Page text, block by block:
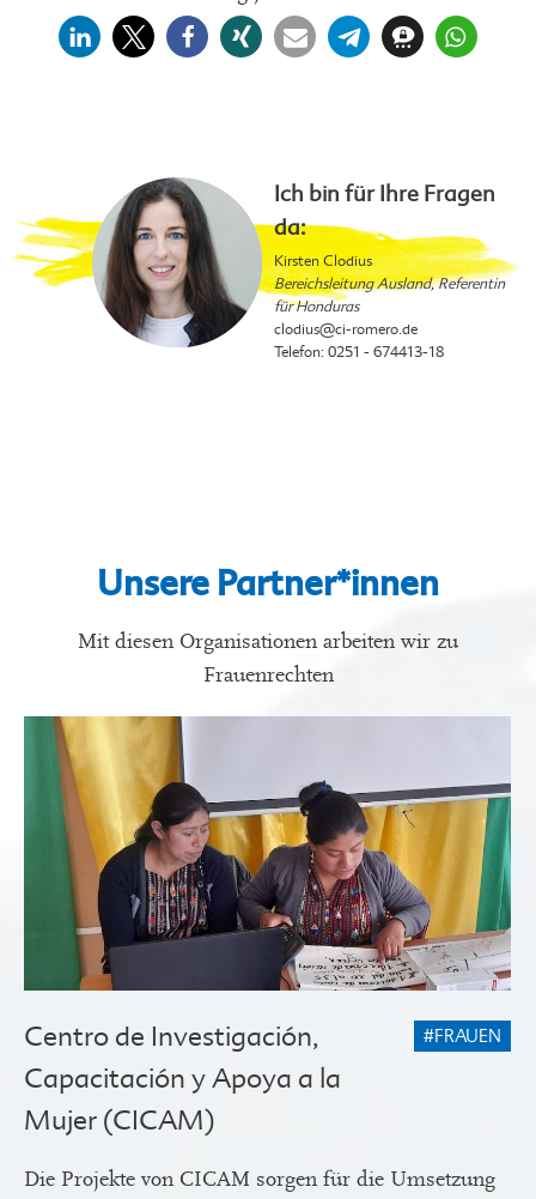
Ich bin für Ihre Fragen
da:
Kirsten Clodius
Bereichsleitung Ausland, Referentin
für Honduras
clodius@ci-romero.de
Telefon: 0251 - 674413-18
Unsere Partner*innen
Mit diesen Organisationen arbeiten wir zu
Frauenrechten
#FRAUEN
Centro de Investigación,
Capacitación y Apoya a la
Mujer (CICAM)
Die Projekte von CICAM sorgen für die Umsetzung